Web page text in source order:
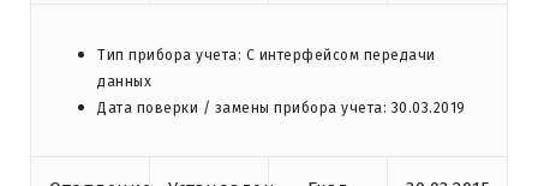
Тип прибора учета: С интерфейсом передачи
данных
Дата поверки / замены прибора учета: 30.03.2019